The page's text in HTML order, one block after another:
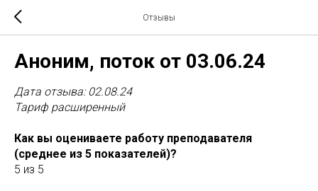
Отзывы
Аноним, поток от 03.06.24
Дата отзыва: 02.08.24
Тариф расширенный
Как вы оцениваете работу преподавателя
(среднее из 5 показателей)?
5 из 5